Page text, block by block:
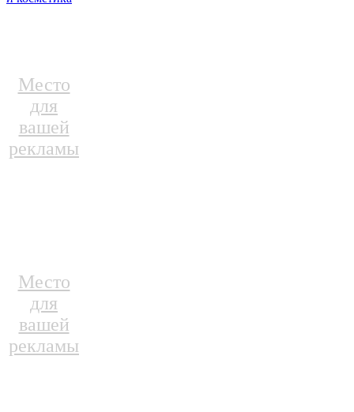
Место
для
вашей
рекламы
Место
для
вашей
рекламы